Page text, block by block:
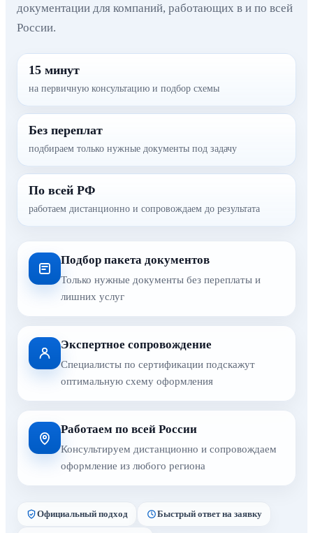
документации для компаний, работающих в и по всей
России.
15 минут
на первичную консультацию и подбор схемы
Без переплат
подбираем только нужные документы под задачу
По всей РФ
работаем дистанционно и сопровождаем до результата
Подбор пакета документов
Только нужные документы без переплаты и
лишних услуг
Экспертное сопровождение
Специалисты по сертификации подскажут
оптимальную схему оформления
Работаем по всей России
Консультируем дистанционно и сопровождаем
оформление из любого региона
Официальный подход Быстрый ответ на заявку